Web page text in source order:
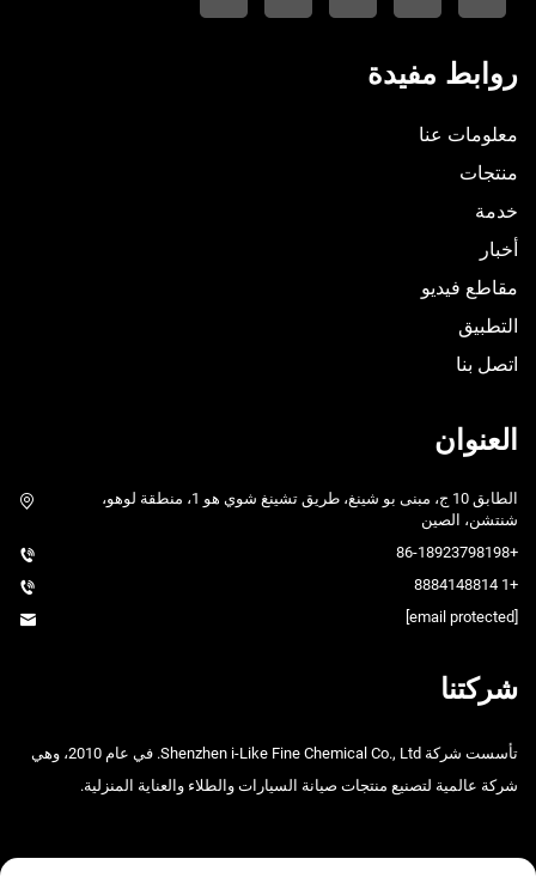
روابط مفيدة
معلومات عنا
منتجات
خدمة
أخبار
مقاطع فيديو
التطبيق
اتصل بنا
العنوان
الطابق 10 ج، مبنى بو شينغ، طريق تشينغ شوي هو 1، منطقة لوهو،
شنتشن، الصين
+86-18923798198
+1 8884148814
شركتنا
تأسست شركة Shenzhen i-Like Fine Chemical Co., Ltd. في عام 2010، وهي
شركة عالمية لتصنيع منتجات صيانة السيارات والطلاء والعناية المنزلية.